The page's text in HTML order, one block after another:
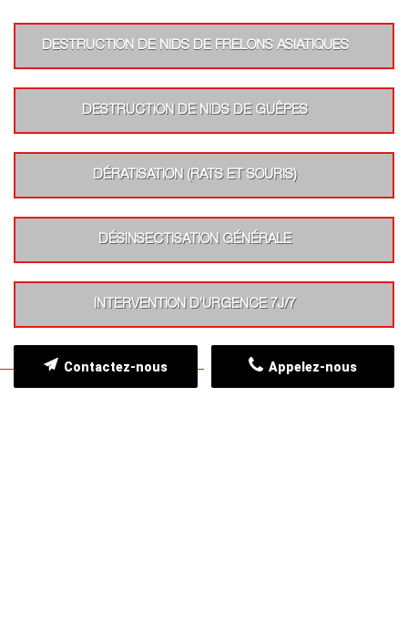
DESTRUCTION DE NIDS DE FRELONS ASIATIQUES
DESTRUCTION DE NIDS DE GUÊPES
DÉRATISATION (RATS ET SOURIS)
DÉSINSECTISATION GÉNÉRALE
INTERVENTION D’URGENCE 7J/7
Appelez-nous
Contactez-nous